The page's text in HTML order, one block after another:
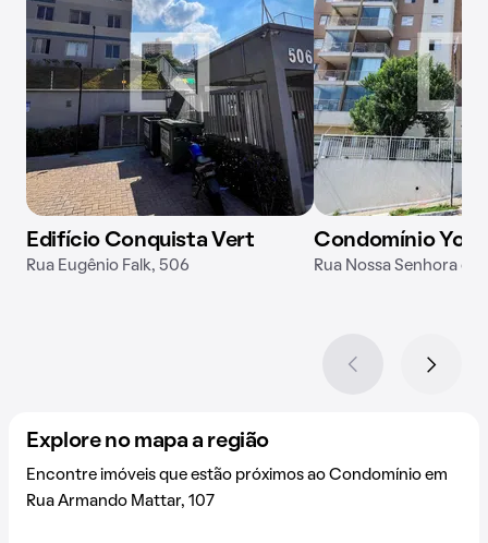
Edifício Conquista Vert
Rua Eugênio Falk, 506
Condomínio You
Rua Nossa Senhora da
Explore no mapa a região
Encontre imóveis que estão próximos ao Condomínio em
Rua Armando Mattar, 107